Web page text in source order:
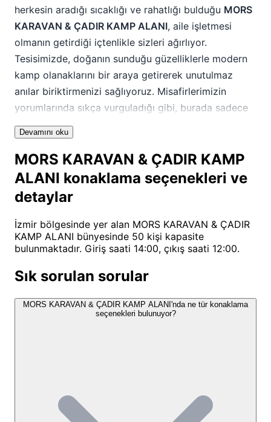
herkesin aradığı sıcaklığı ve rahatlığı bulduğu MORS
KARAVAN & ÇADIR KAMP ALANI, aile işletmesi
olmanın getirdiği içtenlikle sizleri ağırlıyor.
Tesisimizde, doğanın sunduğu güzelliklerle modern
kamp olanaklarını bir araya getirerek unutulmaz
anılar biriktirmenizi sağlıyoruz. Misafirlerimizin
yorumlarında sıkça vurguladığı gibi, burada sadece
bir konaklama değil, aynı zamanda dostluk ve
aidiyet hissi bulacaksınız. "Morperest Glamping"
adıyla da bilinen kamp alanımız, adından da
anlaşılacağı üzere, kamp deneyimine yeni bir soluk
getiriyor.
aileler için çocukların güvenle oynayabileceği geniş
bahçe alanları sunarken, çiftler ve yalnız seyahat
çıkarabilecekleri sessiz ve sakin köşeler barındırıyor.
isteyenlerden, uzun süreli bir tatil planlayanlara
evlerinde gibi hissettiklerini ve çalışanların ilgili, güler
Devamını oku
MORS KARAVAN & ÇADIR KAMP
ALANI konaklama seçenekleri ve
detaylar
İzmir bölgesinde yer alan MORS KARAVAN & ÇADIR
KAMP ALANI bünyesinde 50 kişi kapasite
bulunmaktadır. Giriş saati 14:00, çıkış saati 12:00.
Sık sorulan sorular
MORS KARAVAN & ÇADIR KAMP ALANI'nda ne tür konaklama
seçenekleri bulunuyor?